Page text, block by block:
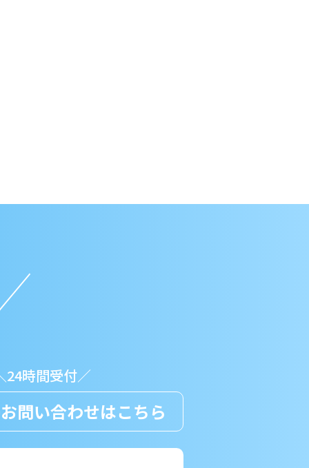
24時間受付／
問い合わせはこちら